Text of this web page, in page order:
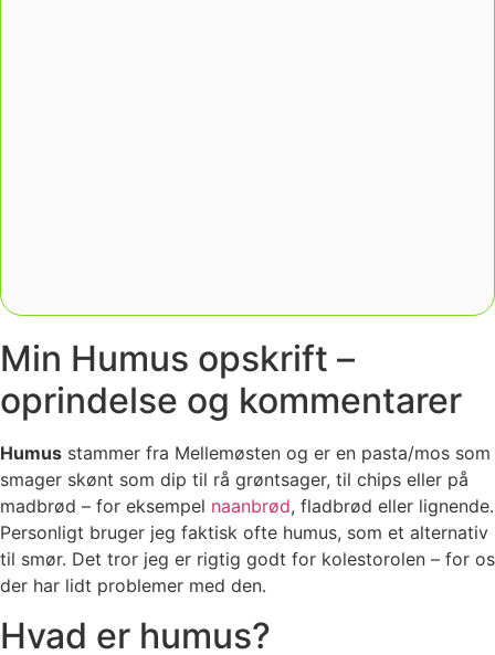
Min Humus opskrift –
oprindelse og kommentarer
Humus stammer fra Mellemøsten og er en pasta/mos som
smager skønt som dip til rå grøntsager, til chips eller på
madbrød – for eksempel naanbrød, fladbrød eller lignende.
Personligt bruger jeg faktisk ofte humus, som et alternativ
til smør. Det tror jeg er rigtig godt for kolestorolen – for os
der har lidt problemer med den.
Hvad er humus?